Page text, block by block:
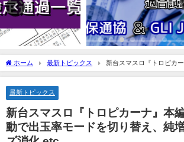
ホーム 最新トピックス
新台スマスロ『トロピカ
で出玉率モードを切り替え、純増6枚でスムーズ消化 etc...
最新トピックス
新台スマスロ『トロピカーナ』本
動で出玉率モードを切り替え、純